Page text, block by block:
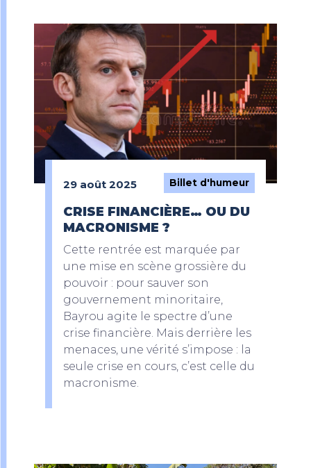
29 août 2025 Billet d'humeur
CRISE FINANCIÈRE… OU DU
MACRONISME ?
Cette rentrée est marquée par
une mise en scène grossière du
pouvoir : pour sauver son
gouvernement minoritaire,
Bayrou agite le spectre d’une
crise financière. Mais derrière les
menaces, une vérité s’impose : la
seule crise en cours, c’est celle du
macronisme.